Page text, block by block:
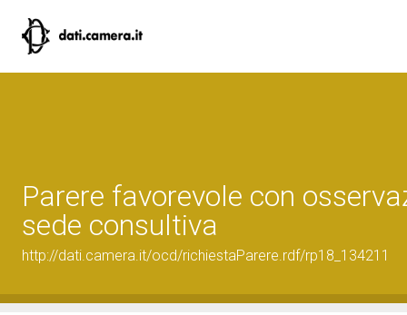
Parere favorevole con
sede consultiva
http://dati.camera.it/ocd/richiestaParere.rdf/rp18_134211